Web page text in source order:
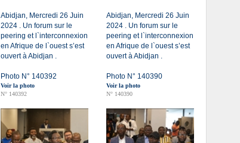
Abidjan, Mercredi 26 Juin
2024 . Un forum sur le
peering et l`interconnexion
en Afrique de l`ouest s’est
ouvert à Abidjan .
Photo N° 140392
Voir la photo
N° 140392
Abidjan, Mercredi 26 Juin
2024 . Un forum sur le
peering et l`interconnexion
en Afrique de l`ouest s’est
ouvert à Abidjan .
Photo N° 140390
Voir la photo
N° 140390